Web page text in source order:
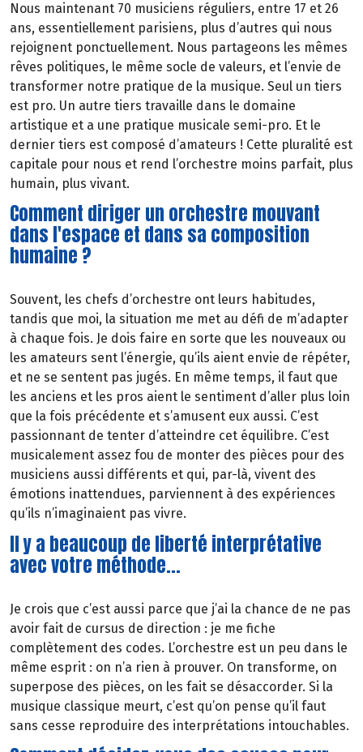
Nous maintenant 70 musiciens réguliers, entre 17 et 26
ans, essentiellement parisiens, plus d’autres qui nous
rejoignent ponctuellement. Nous partageons les mêmes
rêves politiques, le même socle de valeurs, et l’envie de
transformer notre pratique de la musique. Seul un tiers
est pro. Un autre tiers travaille dans le domaine
artistique et a une pratique musicale semi-pro. Et le
dernier tiers est composé d’amateurs ! Cette pluralité est
capitale pour nous et rend l’orchestre moins parfait, plus
humain, plus vivant.
Comment diriger un orchestre mouvant
dans l'espace et dans sa composition
humaine ?
Souvent, les chefs d’orchestre ont leurs habitudes,
tandis que moi, la situation me met au défi de m’adapter
à chaque fois. Je dois faire en sorte que les nouveaux ou
les amateurs sent l’énergie, qu’ils aient envie de répéter,
et ne se sentent pas jugés. En même temps, il faut que
les anciens et les pros aient le sentiment d’aller plus loin
que la fois précédente et s’amusent eux aussi. C’est
passionnant de tenter d’atteindre cet équilibre. C’est
musicalement assez fou de monter des pièces pour des
musiciens aussi différents et qui, par-là, vivent des
émotions inattendues, parviennent à des expériences
qu’ils n’imaginaient pas vivre.
Il y a beaucoup de liberté interprétative
avec votre méthode...
Je crois que c’est aussi parce que j’ai la chance de ne pas
avoir fait de cursus de direction : je me fiche
complètement des codes. L’orchestre est un peu dans le
même esprit : on n’a rien à prouver. On transforme, on
superpose des pièces, on les fait se désaccorder. Si la
musique classique meurt, c’est qu’on pense qu’il faut
sans cesse reproduire des interprétations intouchables.